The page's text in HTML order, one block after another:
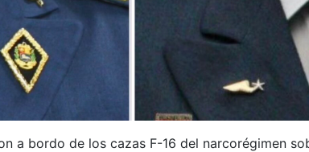
a bordo de los cazas F-16 del narcorégimen